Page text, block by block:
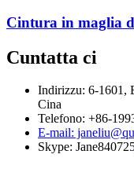
Cintura in maglia
Cuntatta ci
Indirizzu: 6-1601,
Cina
Telefono: +86-
E-mail:
Skype: